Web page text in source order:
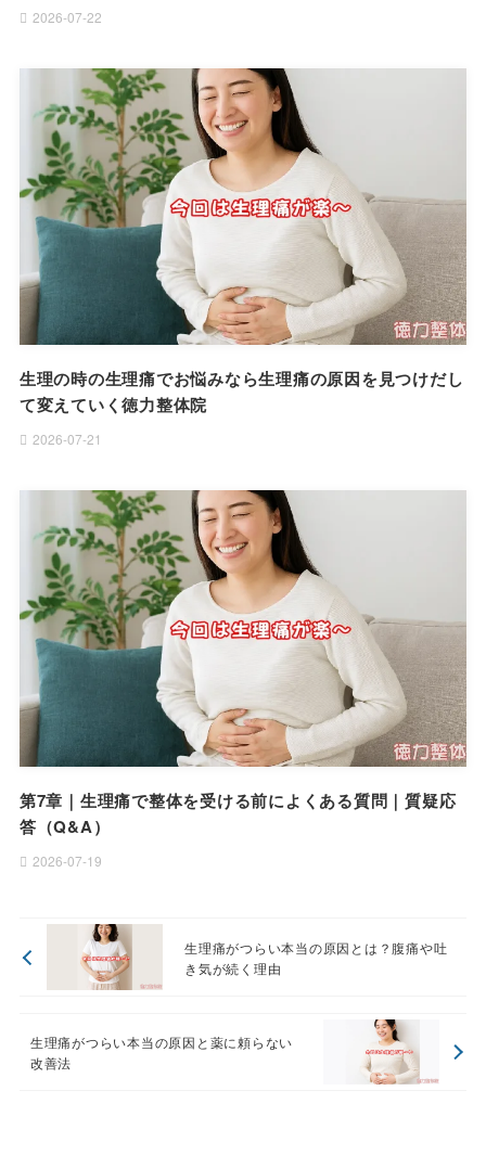
2026-07-22
生理の時の生理痛でお悩みなら生理痛の原因を見つけだし
て変えていく徳力整体院
2026-07-21
第7章｜生理痛で整体を受ける前によくある質問｜質疑応
答（Q&A）
2026-07-19
生理痛がつらい本当の原因とは？腹痛や吐
き気が続く理由
生理痛がつらい本当の原因と薬に頼らない
改善法